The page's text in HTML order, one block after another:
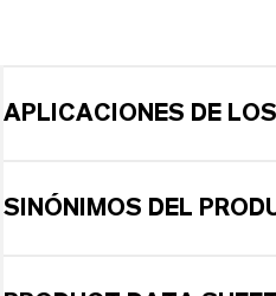
APLICACIONES DE
SINÓNIMOS DEL